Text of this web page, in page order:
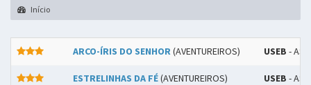
Início
ARCO-ÍRIS DO SENHOR(AVENTUREIROS) USEB -
ESTRELINHAS DA FÉ(AVENTUREIROS) USEB -